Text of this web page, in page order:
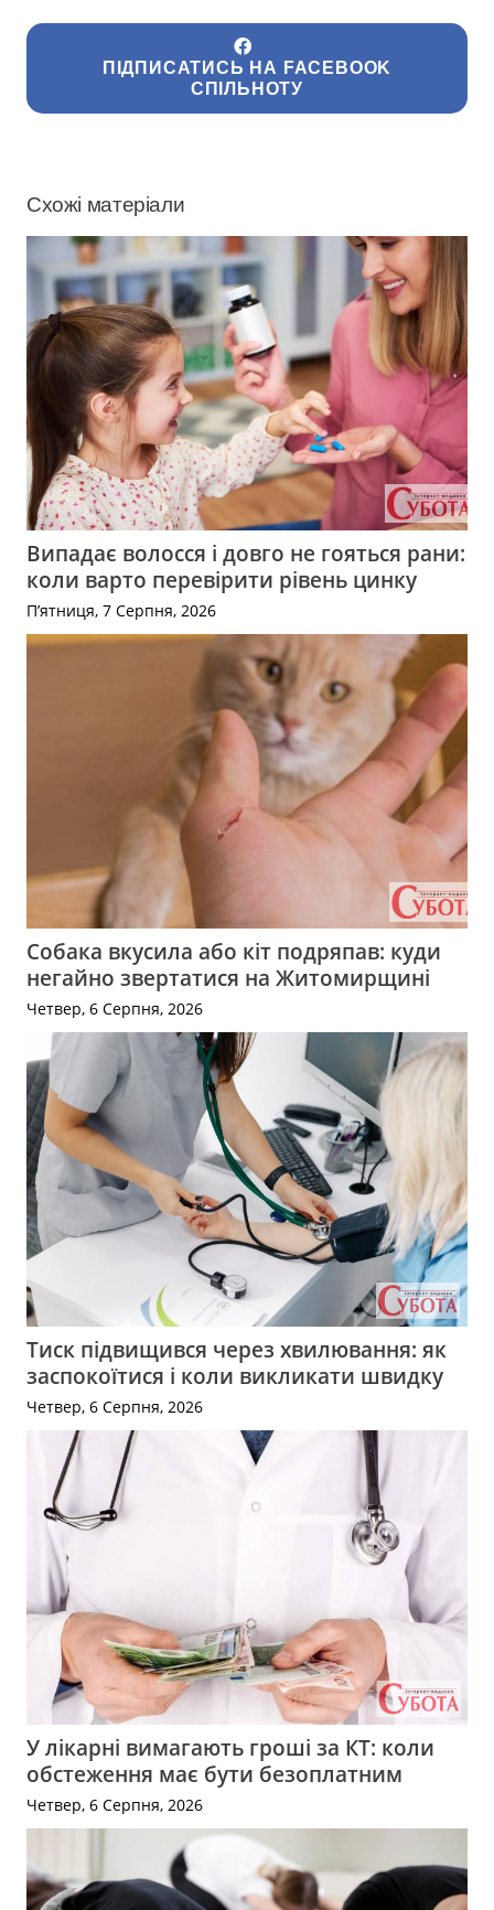
ПІДПИСАТИСЬ НА FACEBOOK
СПІЛЬНОТУ
Схожі матеріали
Випадає волосся і довго не гояться рани:
коли варто перевірити рівень цинку
П’ятниця, 7 Серпня, 2026
Собака вкусила або кіт подряпав: куди
негайно звертатися на Житомирщині
Четвер, 6 Серпня, 2026
Тиск підвищився через хвилювання: як
заспокоїтися і коли викликати швидку
Четвер, 6 Серпня, 2026
У лікарні вимагають гроші за КТ: коли
обстеження має бути безоплатним
Четвер, 6 Серпня, 2026